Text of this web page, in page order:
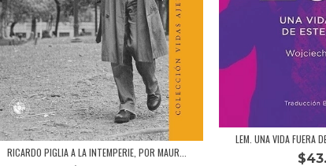
RICARDO PIGLIA A LA INTEMPERIE, POR MAUR...
LEM. UNA VIDA FUERA